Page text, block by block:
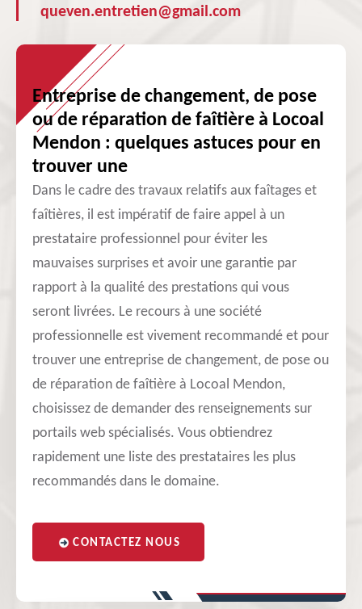
queven.entretien@gmail.com
Entreprise de changement, de pose
ou de réparation de faîtière à Locoal
Mendon : quelques astuces pour en
trouver une
Dans le cadre des travaux relatifs aux faîtages et
faîtières, il est impératif de faire appel à un
prestataire professionnel pour éviter les
mauvaises surprises et avoir une garantie par
rapport à la qualité des prestations qui vous
seront livrées. Le recours à une société
professionnelle est vivement recommandé et pour
trouver une entreprise de changement, de pose ou
de réparation de faîtière à Locoal Mendon,
choisissez de demander des renseignements sur
portails web spécialisés. Vous obtiendrez
rapidement une liste des prestataires les plus
recommandés dans le domaine.
CONTACTEZ NOUS